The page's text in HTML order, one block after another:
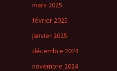
mars 2025
février 2025
janvier 2025
décembre 2024
novembre 2024